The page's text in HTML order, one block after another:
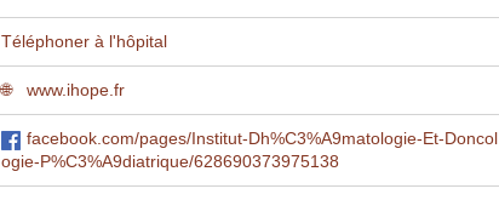
Téléphoner à l'hôpital
www.ihope.fr
facebook.com/pages/Institut-Dh%C3%A9matologie-Et-Doncol
ogie-P%C3%A9diatrique/628690373975138